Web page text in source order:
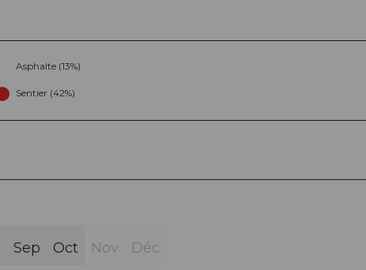
Asphalte (13%)
Sentier (42%)
Sep Oct Nov Déc